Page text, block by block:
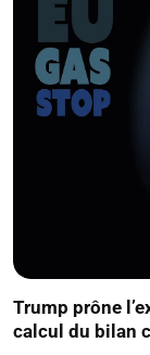
Trump prône
calcul du bilan